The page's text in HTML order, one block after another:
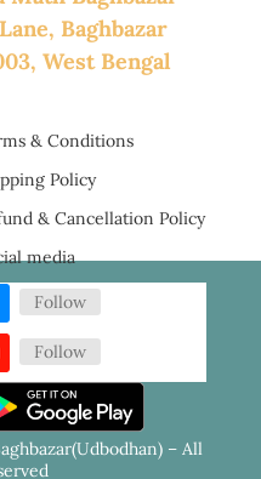
Baghbazar
West Bengal
& Conditions
Policy
& Cancellation Policy
media
Follow
Follow
– All